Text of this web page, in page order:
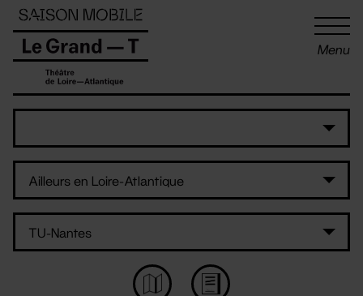
Menu
Panneau de gestion des cookies